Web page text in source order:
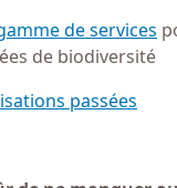
de services
de biodiversité
passées